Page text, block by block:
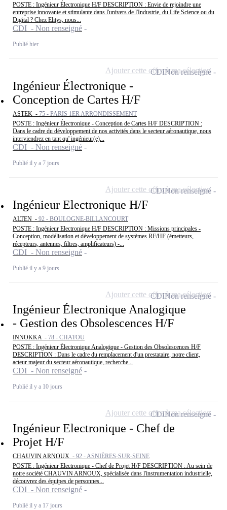
POSTE : Ingénieur Électronique H/F DESCRIPTION : Envie de rejoindre une
entreprise innovante et stimulante dans l'univers de l'Industrie, du Life Science ou du
Digital ? Chez Elitys, nous...
CDI - Non renseigné
Publié hier
Ingénieur Électronique -
Conception de Cartes H/F
ASTEK - 75 - PARIS 1ER ARRONDISSEMENT
POSTE : Ingénieur Électronique - Conception de Cartes H/F DESCRIPTION :
Dans le cadre du développement de nos activités dans le secteur aéronautique, nous
interviendrez en tant qu' ingénieur(e)...
CDI - Non renseigné
Publié il y a 7 jours
CDINon renseigné
Ajouter cette offre à ma sélection
Ingénieur Electronique H/F
ALTEN - 92 - BOULOGNE-BILLANCOURT
POSTE : Ingénieur Electronique H/F DESCRIPTION : Missions principales -
Conception, modélisation et développement de systèmes RF/HF (émetteurs,
récepteurs, antennes, filtres, amplificateurs) -...
CDI - Non renseigné
Publié il y a 9 jours
CDINon renseigné
Ajouter cette offre à ma sélection
Ingénieur Électronique Analogique
- Gestion des Obsolescences H/F
INNOKKA - 78 - CHATOU
POSTE : Ingénieur Électronique Analogique - Gestion des Obsolescences H/F
DESCRIPTION : Dans le cadre du remplacement d'un prestataire, notre client,
acteur majeur du secteur aéronautique, recherche...
CDI - Non renseigné
Publié il y a 10 jours
CDINon renseigné
Ajouter cette offre à ma sélection
Ingénieur Electronique - Chef de
Projet H/F
CHAUVIN ARNOUX - 92 - ASNIÈRES-SUR-SEINE
POSTE : Ingénieur Electronique - Chef de Projet H/F DESCRIPTION : Au sein de
notre société CHAUVIN ARNOUX, spécialisée dans l'instrumentation industrielle,
découvrez des équipes de personnes...
CDI - Non renseigné
Publié il y a 17 jours
CDINon renseigné
Ajouter cette offre à ma sélection